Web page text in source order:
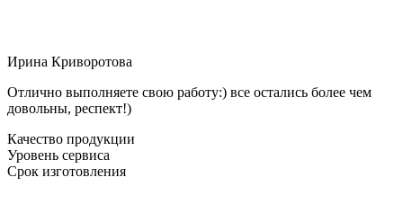
Ирина Криворотова
Отлично выполняете свою работу:) все остались более чем
довольны, респект!)
Качество продукции
Уровень сервиса
Срок изготовления